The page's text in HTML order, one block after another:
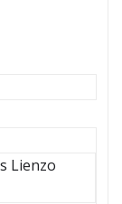
Lienzo